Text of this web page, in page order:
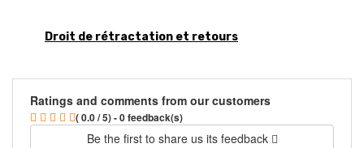
Droit de rétractation et retours
Ratings and comments from our customers
( 0.0 / 5) - 0 feedback(s)
Be the first to share us its feedback